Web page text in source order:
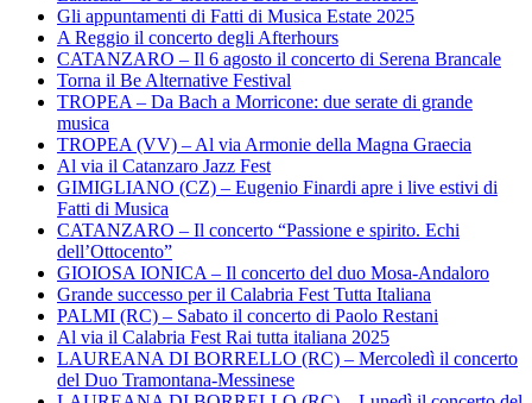
Gli appuntamenti di Fatti di Musica Estate 2025
A Reggio il concerto degli Afterhours
CATANZARO – Il 6 agosto il concerto di Serena Brancale
Torna il Be Alternative Festival
TROPEA – Da Bach a Morricone: due serate di grande
musica
TROPEA (VV) – Al via Armonie della Magna Graecia
Al via il Catanzaro Jazz Fest
GIMIGLIANO (CZ) – Eugenio Finardi apre i live estivi di
Fatti di Musica
CATANZARO – Il concerto “Passione e spirito. Echi
dell’Ottocento”
GIOIOSA IONICA – Il concerto del duo Mosa-Andaloro
Grande successo per il Calabria Fest Tutta Italiana
PALMI (RC) – Sabato il concerto di Paolo Restani
Al via il Calabria Fest Rai tutta italiana 2025
LAUREANA DI BORRELLO (RC) – Mercoledì il concerto
del Duo Tramontana-Messinese